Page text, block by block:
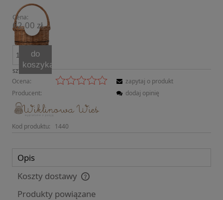
Cena:
62,00 zł
szt.
do
koszyka
Ocena:
Producent:
Kod produktu: 1440
zapytaj o produkt
dodaj opinię
Opis
Koszty dostawy
Cena nie zawiera ewentualnych kosztów płatności
Produkty powiązane